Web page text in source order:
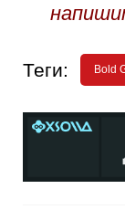
Теги: Bold